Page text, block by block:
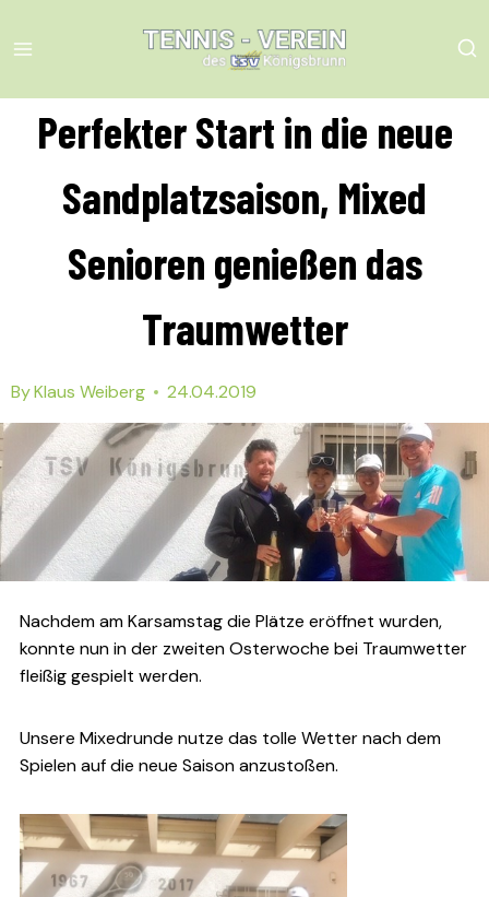
to
Perfekter Start in die neue
Sandplatzsaison, Mixed
Senioren genießen das
Traumwetter
ByKlaus Weiberg 24.04.2019
Nachdem am Karsamstag die Plätze eröffnet wurden,
konnte nun in der zweiten Osterwoche bei Traumwetter
fleißig gespielt werden.
Unsere Mixedrunde nutze das tolle Wetter nach dem
Spielen auf die neue Saison anzustoßen.